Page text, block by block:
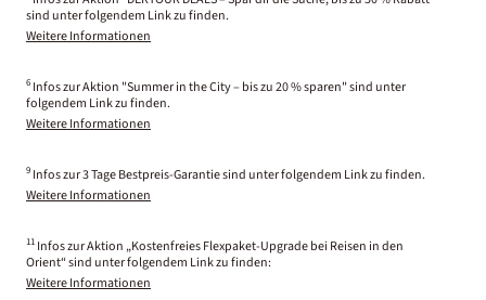
sind unter folgendem Link zu finden.
Weitere Informationen
6 Infos zur Aktion "Summer in the City – bis zu 20 % sparen" sind unter
folgendem Link zu finden.
Weitere Informationen
9 Infos zur 3 Tage Bestpreis-Garantie sind unter folgendem Link zu finden.
Weitere Informationen
11 Infos zur Aktion „Kostenfreies Flexpaket-Upgrade bei Reisen in den
Orient“ sind unter folgendem Link zu finden:
Weitere Informationen